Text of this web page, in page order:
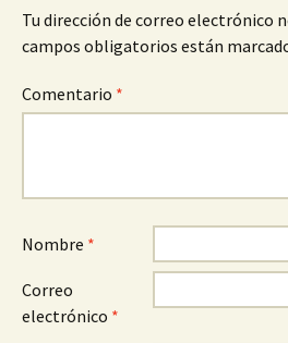
Tu dirección de correo electrónico
campos obligatorios están
Comentario *
Nombre *
Correo
electrónico *